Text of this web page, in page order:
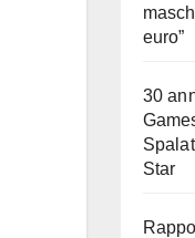
euro”
30
Star